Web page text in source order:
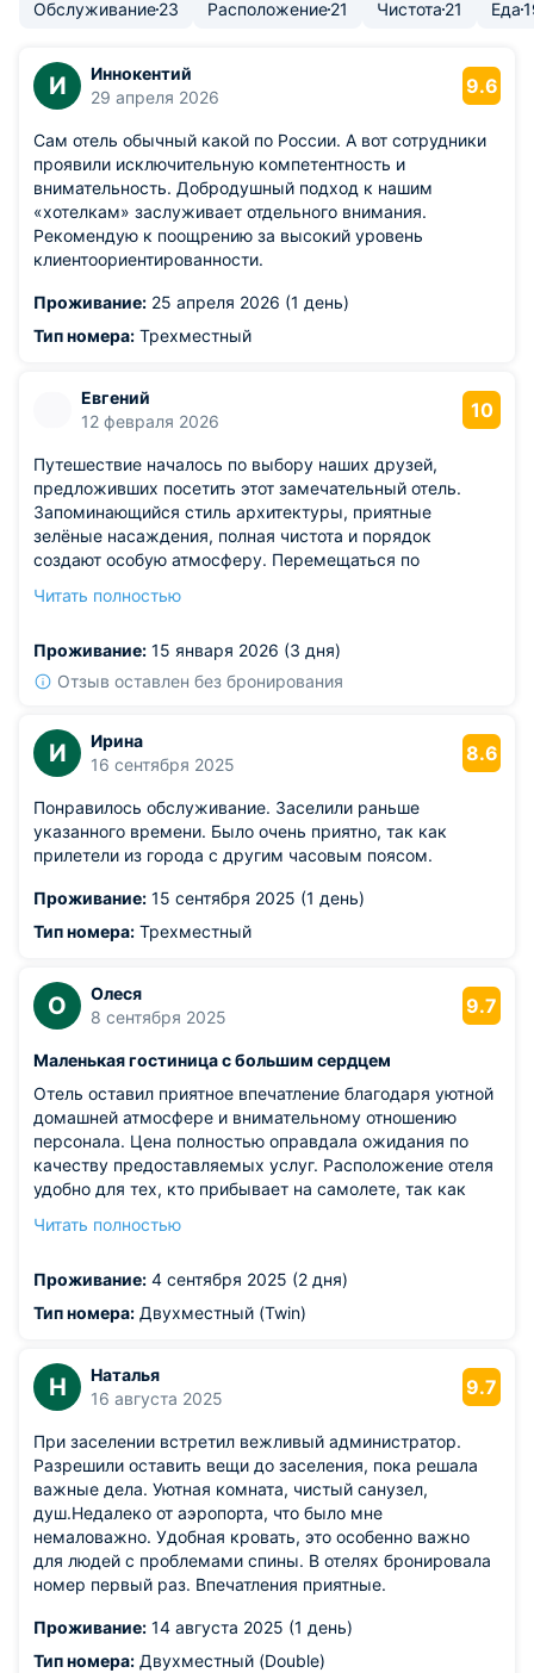
Обслуживание23 Расположение21 Чистота 21 Еда
И
Иннокентий
29 апреля 2026
9.6
Сам отель обычный какой по России. А вот сотрудники
проявили исключительную компетентность и
внимательность. Добродушный подход к нашим
«хотелкам» заслуживает отдельного внимания.
Рекомендую к поощрению за высокий уровень
клиентоориентированности.
Проживание: 25 апреля 2026 (1 день)
Тип номера: Трехместный
Евгений
12 февраля 2026
10
Путешествие началось по выбору наших друзей,
предложивших посетить этот замечательный отель.
Запоминающийся стиль архитектуры, приятные
зелёные насаждения, полная чистота и порядок
создают особую атмосферу. Перемещаться по
прибывшим посетителям. Особый уют чувствуется в
укомплектованным подходящей мебелью. Команда
работников уважительна, оперативно решает любые
Читать полностью
Проживание: 15 января 2026 (3 дня)
Отзыв оставлен без бронирования
И
Ирина
16 сентября 2025
8.6
Понравилось обслуживание. Заселили раньше
указанного времени. Было очень приятно, так как
прилетели из города с другим часовым поясом.
Проживание: 15 сентября 2025 (1 день)
Тип номера: Трехместный
О
Олеся
8 сентября 2025
9.7
Маленькая гостиница с большим сердцем
Отель оставил приятное впечатление благодаря уютной
домашней атмосфере и внимательному отношению
персонала. Цена полностью оправдала ожидания по
качеству предоставляемых услуг. Расположение отеля
удобно для тех, кто прибывает на самолете, так как
чистотой и комфортом, особенно приятно удивило
цветочным узором. Это создало ощущение пребывания
в гостях у добрых родственников. Утро начиналось с
завершали картину гостеприимства. Простота блюд
компенсировалась искренностью подачи и вниманием
Читать полностью
Проживание: 4 сентября 2025 (2 дня)
Тип номера: Двухместный (Twin)
Н
Наталья
16 августа 2025
9.7
При заселении встретил вежливый администратор.
Разрешили оставить вещи до заселения, пока решала
важные дела. Уютная комната, чистый санузел,
душ.Недалеко от аэропорта, что было мне
немаловажно. Удобная кровать, это особенно важно
для людей с проблемами спины. В отелях бронировала
номер первый раз. Впечатления приятные.
Проживание: 14 августа 2025 (1 день)
Тип номера: Двухместный (Double)